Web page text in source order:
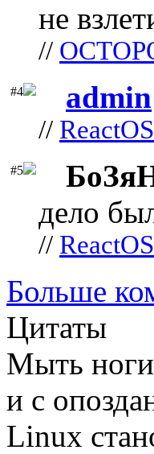
не
//
#4 admin
//
#5
дело
//
Больше
Цитаты
Мыть
и с
Linux